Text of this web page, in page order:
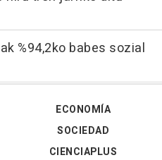
%94,2ko babes sozial
ECONOMÍA
SOCIEDAD
CIENCIAPLUS